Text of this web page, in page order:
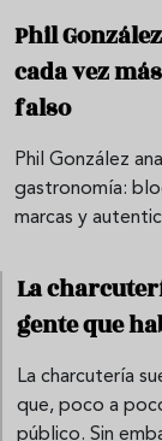
Phil
cada vez
falso
Phil González
gastronomía:
marcas y
La
gente que
La charcutería
que, poco a
público. Sin